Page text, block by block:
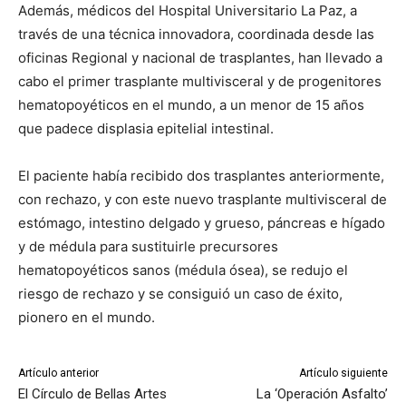
Además, médicos del Hospital Universitario La Paz, a
través de una técnica innovadora, coordinada desde las
oficinas Regional y nacional de trasplantes, han llevado a
cabo el primer trasplante multivisceral y de progenitores
hematopoyéticos en el mundo, a un menor de 15 años
que padece displasia epitelial intestinal.
El paciente había recibido dos trasplantes anteriormente,
con rechazo, y con este nuevo trasplante multivisceral de
estómago, intestino delgado y grueso, páncreas e hígado
y de médula para sustituirle precursores
hematopoyéticos sanos (médula ósea), se redujo el
riesgo de rechazo y se consiguió un caso de éxito,
pionero en el mundo.
Artículo anterior
El Círculo de Bellas Artes
Artículo siguiente
La ‘Operación Asfalto’